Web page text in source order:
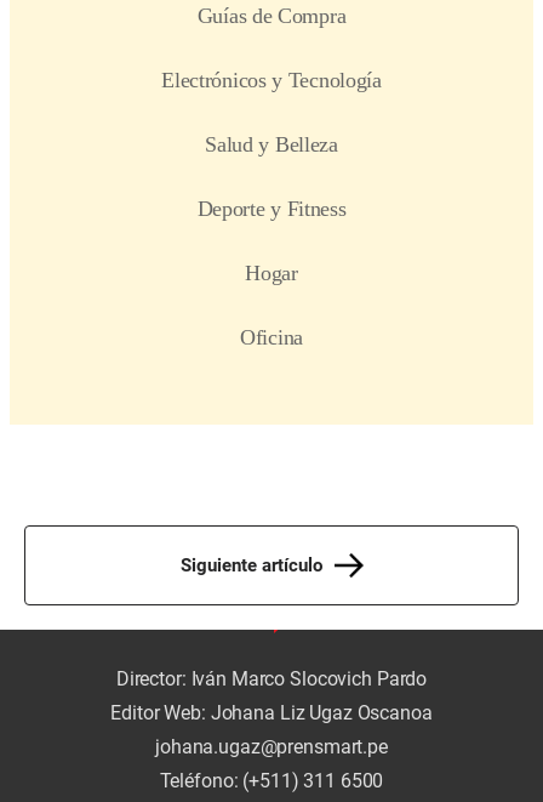
Siguiente artículo
Director: Iván Marco Slocovich Pardo
Editor Web: Johana Liz Ugaz Oscanoa
johana.ugaz@prensmart.pe
Teléfono: (+511) 311 6500